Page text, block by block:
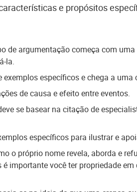
e propósitos
de argumentação começa com
la.
exemplos específicos e chega a uma
de causa e efeito entre eventos.
se basear na citação de
específicos para ilustrar e
o próprio nome revela, aborda e
importante você ter propriedade